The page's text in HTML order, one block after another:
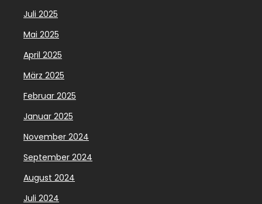
Juli 2025
Mai 2025
April 2025
März 2025
Februar 2025
Januar 2025
November 2024
September 2024
August 2024
Juli 2024